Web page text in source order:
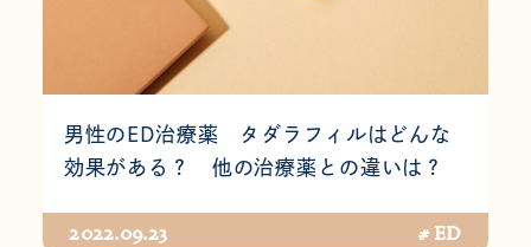
男性のED治療薬 タダラフィルはどんな
効果がある？ 他の治療薬との違いは？
2022.09.23 # ED